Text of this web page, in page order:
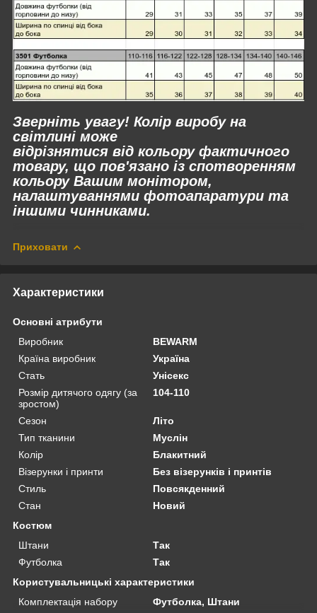
Зверніть увагу! Колір виробу на
світлині може
відрізнятися від кольору фактичного
товару, що пов'язано із спотворенням
кольору Вашим монітором,
налаштуваннями фотоапаратури та
іншими чинниками.
Приховати
Характеристики
Основні атрибути
Виробник
BEWARM
Країна виробник
Україна
Стать
Унісекс
Розмір дитячого одягу (за
зростом)
104-110
Сезон
Літо
Тип тканини
Муслін
Колір
Блакитний
Візерунки і принти
Без візерунків і принтів
Стиль
Повсякденний
Стан
Новий
Костюм
Штани
Так
Футболка
Так
Користувальницькі характеристики
Комплектація набору
Футболка, Штани